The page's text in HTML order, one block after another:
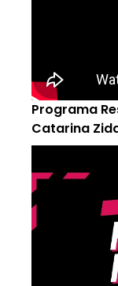
Programa
Catarina